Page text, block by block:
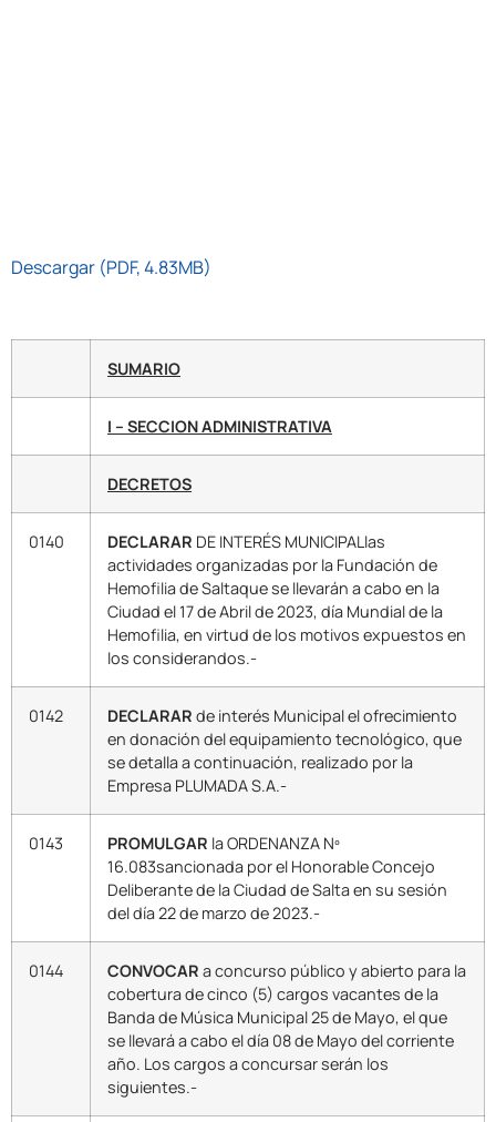
Descargar (PDF, 4.83MB)
SUMARIO
I – SECCION ADMINISTRATIVA
DECRETOS
0140 DECLARAR DE INTERÉS MUNICIPALlas
actividades organizadas por la Fundación de
Hemofilia de Saltaque se llevarán a cabo en la
Ciudad el 17 de Abril de 2023, día Mundial de la
Hemofilia, en virtud de los motivos expuestos en
los considerandos.-
0142 DECLARAR de interés Municipal el ofrecimiento
en donación del equipamiento tecnológico, que
se detalla a continuación, realizado por la
Empresa PLUMADA S.A.-
0143 PROMULGAR la ORDENANZA Nº
16.083sancionada por el Honorable Concejo
Deliberante de la Ciudad de Salta en su sesión
del día 22 de marzo de 2023.-
0144 CONVOCAR a concurso público y abierto para la
cobertura de cinco (5) cargos vacantes de la
Banda de Música Municipal 25 de Mayo, el que
se llevará a cabo el día 08 de Mayo del corriente
año. Los cargos a concursar serán los
siguientes.-